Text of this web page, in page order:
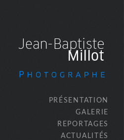
PRÉSENTATION
GALERIE
REPORTAGES
ACTUALITÉS